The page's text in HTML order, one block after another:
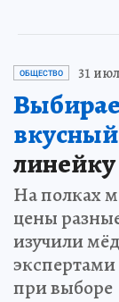
ОБЩЕСТВО 31
линейку
На полках
цены
изучили
при выборе